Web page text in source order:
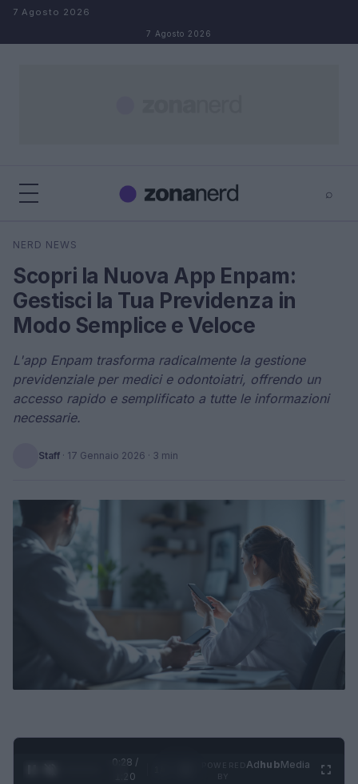
Salta al contenuto
7 Agosto 2026
7 Agosto 2026
⌕
Cerca
NERD NEWS
Scopri la Nuova App Enpam:
Gestisci la Tua Previdenza in
Modo Semplice e Veloce
L'app Enpam trasforma radicalmente la gestione
previdenziale per medici e odontoiatri, offrendo un
accesso rapido e semplificato a tutte le informazioni
necessarie.
Staff · 17 Gennaio 2026 · 3 min
0:29 /
1:20
AdhubMedia